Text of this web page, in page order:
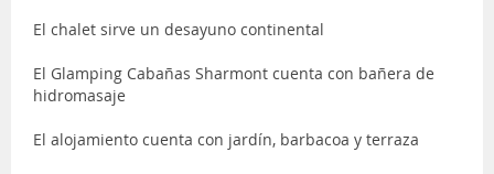
El chalet sirve un desayuno continental
El Glamping Cabañas Sharmont cuenta con bañera de
hidromasaje
El alojamiento cuenta con jardín, barbacoa y terraza